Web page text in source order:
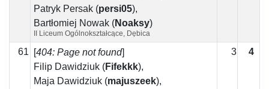
Patryk Persak (persi05),
Bartłomiej Nowak (Noaksy)
II Liceum Ogólnokształcące, Dębica
61 [404: Page not found]
Filip Dawidziuk (Fifekkk),
Maja Dawidziuk (majuszeek),
3 4